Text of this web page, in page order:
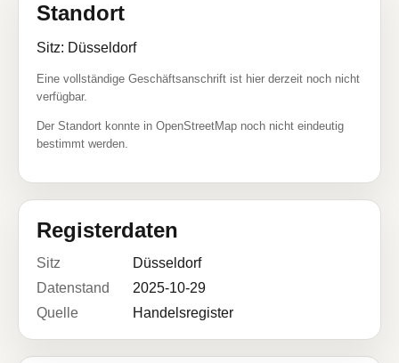
Standort
Sitz: Düsseldorf
Eine vollständige Geschäftsanschrift ist hier derzeit noch nicht
verfügbar.
Der Standort konnte in OpenStreetMap noch nicht eindeutig
bestimmt werden.
Registerdaten
Sitz
Düsseldorf
Datenstand
2025-10-29
Quelle
Handelsregister